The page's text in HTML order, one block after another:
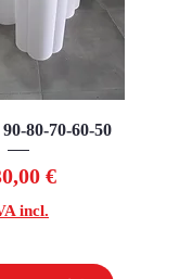
80-70-60-50
€
incl.